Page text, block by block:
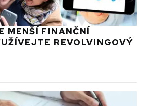
MENŠÍ FINANČNÍ
REVOLVINGOVÝ